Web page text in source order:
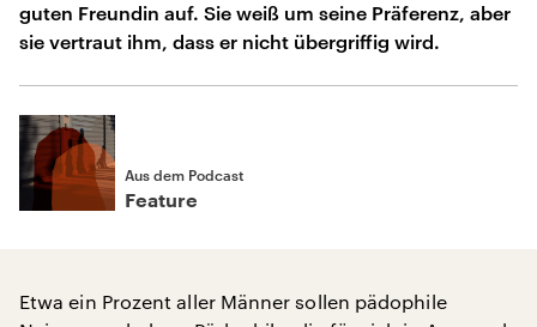
guten Freundin auf. Sie weiß um seine Präferenz, aber
sie vertraut ihm, dass er nicht übergriffig wird.
Aus dem Podcast
Feature
Etwa ein Prozent aller Männer sollen pädophile